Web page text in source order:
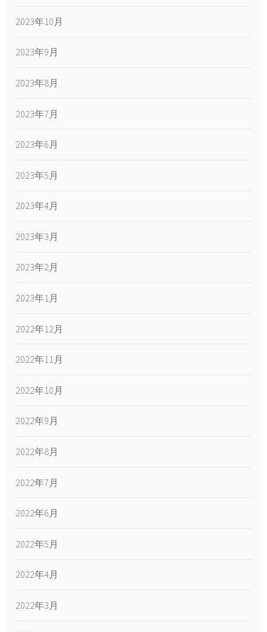
2023年10月
2023年9月
2023年8月
2023年7月
2023年6月
2023年5月
2023年4月
2023年3月
2023年2月
2023年1月
2022年12月
2022年11月
2022年10月
2022年9月
2022年8月
2022年7月
2022年6月
2022年5月
2022年4月
2022年3月